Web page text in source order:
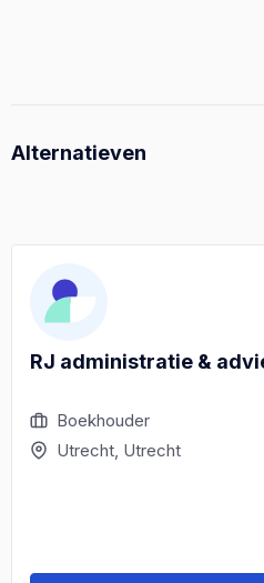
Alternatieven
RJ administratie &
Boekhouder
Utrecht, Utrecht